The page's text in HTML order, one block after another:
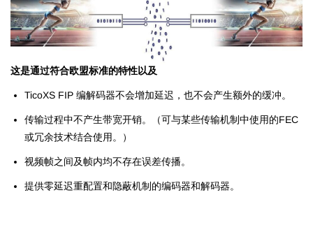
这是通过符合欧盟标准的特性以及
TicoXS FIP 编解码器不会增加延迟，也不会产生额外的缓冲。
传输过程中不产生带宽开销。（可与某些传输机制中使用的FEC
或冗余技术结合使用。）
视频帧之间及帧内均不存在误差传播。
提供零延迟重配置和隐蔽机制的编码器和解码器。